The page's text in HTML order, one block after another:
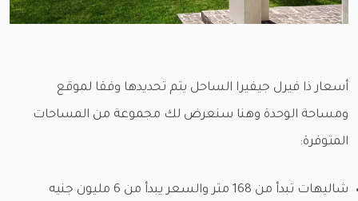
أسعار ذا فيرل جيفيرا الساحل يتم تحديدها وفقا لموقع
ومساحة الوحدة وهنا سنعرض لك مجموعة من المساحات
المتوفرة:
شاليهات تبدأ من 168 متر والسعر يبدأ من 6 مليون جنيه